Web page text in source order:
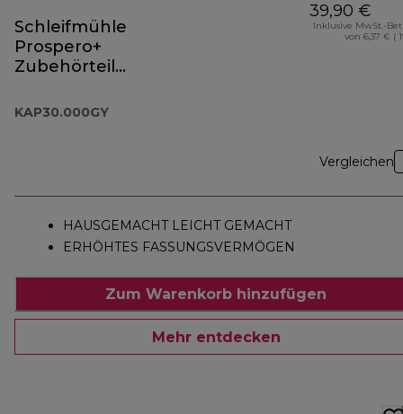
Schleifmühle
Prospero+
Zubehörteil
KAP30.000GY
39,90 €
Inklusive MwSt.-
von 6,37 € (
Vergleichen
HAUSGEMACHT LEICHT GEMACHT
ERHÖHTES FASSUNGSVERMÖGEN
Zum Warenkorb hinzufügen
Mehr entdecken